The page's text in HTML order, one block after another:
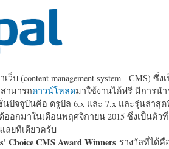
(content management system - CMS) ซึ่ง
ามารถดาวน์โหลดมาใช้งานได้ฟรี มีการน
นปัจจุบันคือ ดรูปัล 6.x และ 7.x และรุ่นล่าสุด
ออกมาในเดือนพฤศจิกายน 2015 ซึ่งเป็นตั
ลยทีเดียวครับ
Choice CMS Award Winners รางวัลที่ได้คื